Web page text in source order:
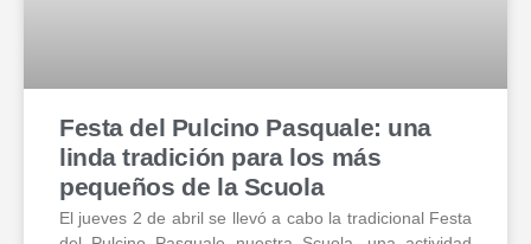
Festa del Pulcino Pasquale: una
linda tradición para los más
pequeños de la Scuola
El jueves 2 de abril se llevó a cabo la tradicional Festa